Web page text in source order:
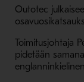
Outotec
Toimitusjohtaja
pidetään